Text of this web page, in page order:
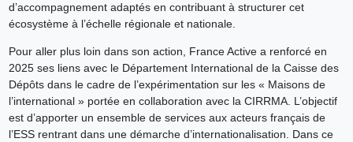
d’accompagnement adaptés en contribuant à structurer cet
écosystème à l’échelle régionale et nationale.
Pour aller plus loin dans son action, France Active a renforcé en
2025 ses liens avec le Département International de la Caisse des
Dépôts dans le cadre de l’expérimentation sur les « Maisons de
l’international » portée en collaboration avec la CIRRMA. L’objectif
est d’apporter un ensemble de services aux acteurs français de
l’ESS rentrant dans une démarche d’internationalisation. Dans ce